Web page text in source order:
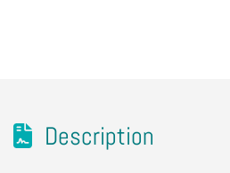
Description